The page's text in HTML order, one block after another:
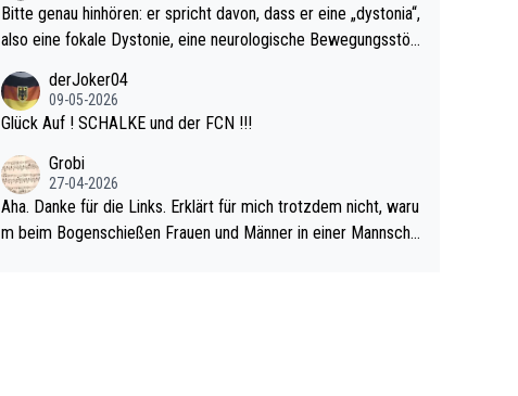
Bitte genau hinhören: er spricht davon, dass er eine „dystonia“,
also eine fokale Dystonie, eine neurologische Bewegungsstör
werden, im Arm hat. Und, dass Medikamente ihm helfen! Ich gl
aube immer noch, dass sehr viele der Dartits-Fälle fälschlich p
d diese könnten teils wirksam behandelt werden! Dafür müsst
e man nur zum Neurologen und nicht zum Mentaltrainer gehe
derJoker04
09-05-2026
Glück Auf ! SCHALKE und der FCN !!!
Grobi
27-04-2026
Aha. Danke für die Links. Erklärt für mich trotzdem nicht, waru
m beim Bogenschießen Frauen und Männer in einer Mannscha